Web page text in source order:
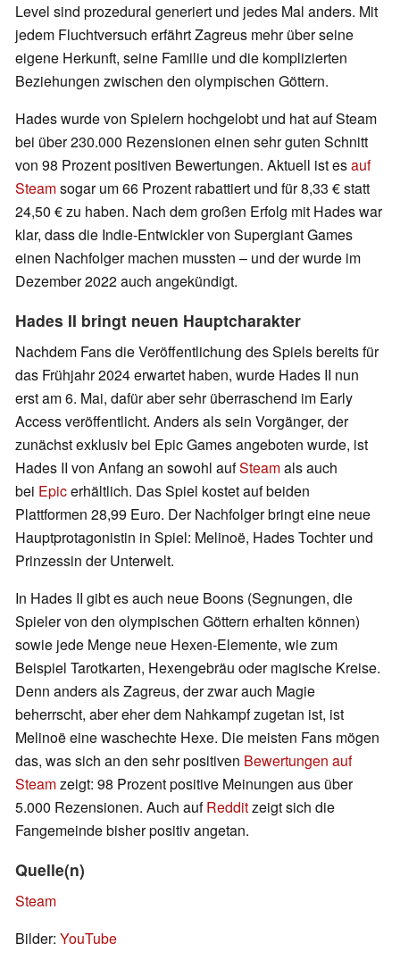
Level sind prozedural generiert und jedes Mal anders. Mit
jedem Fluchtversuch erfährt Zagreus mehr über seine
eigene Herkunft, seine Familie und die komplizierten
Beziehungen zwischen den olympischen Göttern.
Hades wurde von Spielern hochgelobt und hat auf Steam
bei über 230.000 Rezensionen einen sehr guten Schnitt
von 98 Prozent positiven Bewertungen. Aktuell ist esauf
Steamsogar um 66 Prozent rabattiert und für 8,33 € statt
24,50 € zu haben. Nach dem großen Erfolg mit Hades war
klar, dass die Indie-Entwickler von Supergiant Games
einen Nachfolger machen mussten – und der wurde im
Dezember 2022 auch angekündigt.
Hades II bringt neuen Hauptcharakter
Nachdem Fans die Veröffentlichung des Spiels bereits für
das Frühjahr 2024 erwartet haben, wurde Hades II nun
erst am 6. Mai, dafür aber sehr überraschend im Early
Access veröffentlicht. Anders als sein Vorgänger, der
zunächst exklusiv bei Epic Games angeboten wurde, ist
Hades II von Anfang an sowohl aufSteamals auch
bei Epicerhältlich. Das Spiel kostet auf beiden
Plattformen 28,99 Euro. Der Nachfolger bringt eine neue
Hauptprotagonistin in Spiel: Melinoë, Hades Tochter und
Prinzessin der Unterwelt.
In Hades II gibt es auch neue Boons (Segnungen, die
Spieler von den olympischen Göttern erhalten können)
sowie jede Menge neue Hexen-Elemente, wie zum
Beispiel Tarotkarten, Hexengebräu oder magische Kreise.
Denn anders als Zagreus, der zwar auch Magie
beherrscht, aber eher dem Nahkampf zugetan ist, ist
Melinoë eine waschechte Hexe. Die meisten Fans mögen
das, was sich an den sehr positiven Bewertungen auf
Steamzeigt: 98 Prozent positive Meinungen aus über
5.000 Rezensionen. Auch aufRedditzeigt sich die
Fangemeinde bisher positiv angetan.
Quelle(n)
Steam
Bilder: YouTube